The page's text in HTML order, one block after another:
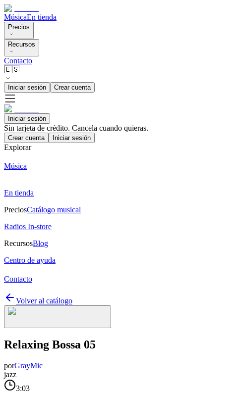
MúsicaEn tienda
Precios
Recursos
Contacto
🇪🇸
Iniciar sesión Crear cuenta
Iniciar sesión
Sin tarjeta de crédito. Cancela cuando quieras.
Crear cuenta Iniciar sesión
Explorar
Música
En tienda
PreciosCatálogo musical
Radios In-store
RecursosBlog
Centro de ayuda
Contacto
Volver al catálogo
Relaxing Bossa 05
porGrayMic
jazz
3:03